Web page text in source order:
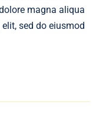
magna aliqua
sed do eiusmod